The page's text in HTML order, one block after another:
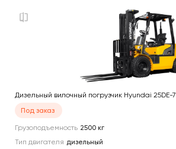
Дизельный вилочный погрузчик Hyundai 25DE-7
Под заказ
Грузоподъемность 2500 кг
Тип двигателя дизельный